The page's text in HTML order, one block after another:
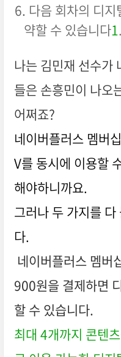
다음 회차의 디
약할 수 있습니다1.
나는 김민재 선수가
들은 손흥민이 나오
어쩌죠?
네이버플러스 멤버
V를 동시에 이용할
해야하니까요.
그러나 두 가지를
다.
네이버플러스 멤버
900원을 결제하면
할 수 있습니다.
최대 4개까지 콘텐